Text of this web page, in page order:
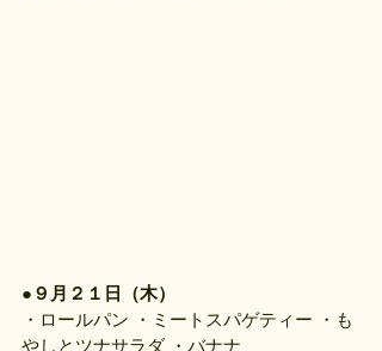
●９月２１日（木）
・ロールパン ・ミートスパゲティー ・も
やしとツナサラダ ・バナナ